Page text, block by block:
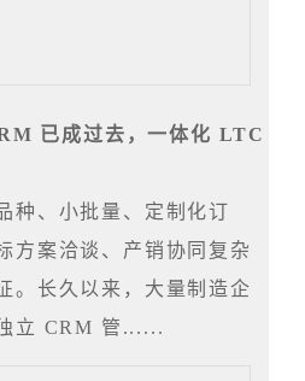
已成过去，一体化 LTC
种、小批量、定制化订
方案洽谈、产销协同复杂
。长久以来，大量制造企
立 CRM 管......